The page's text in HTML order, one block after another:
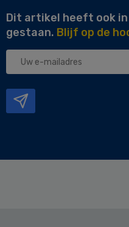
Dit artikel heeft ook
gestaan. Blijf op de
Uw